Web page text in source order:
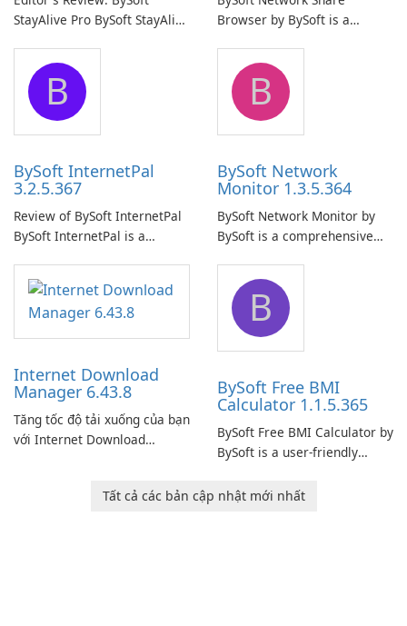
StayAlive Pro BySoft StayAlive
application designed to
ensure the continuous and
uninterrupted operation of
your computer system.
Browser by BySoft is a
application that allows users
to easily browse and manage
shared folders on their
network.
B
BySoft InternetPal
3.2.5.367
Review of BySoft InternetPal
BySoft InternetPal is a
application designed to
monitor your internet
connection and provide real-
time insights into its
B
BySoft Network
Monitor 1.3.5.364
BySoft Network Monitor by
BySoft is a comprehensive
designed to help businesses
effectively manage their
network infrastructure.
Internet Download
Manager 6.43.8
Tăng tốc độ tải xuống của bạn
với Internet Download
B
BySoft Free BMI
Calculator 1.1.5.365
BySoft Free BMI Calculator by
BySoft is a user-friendly
designed to help you
Tất cả các bản cập nhật mới nhất